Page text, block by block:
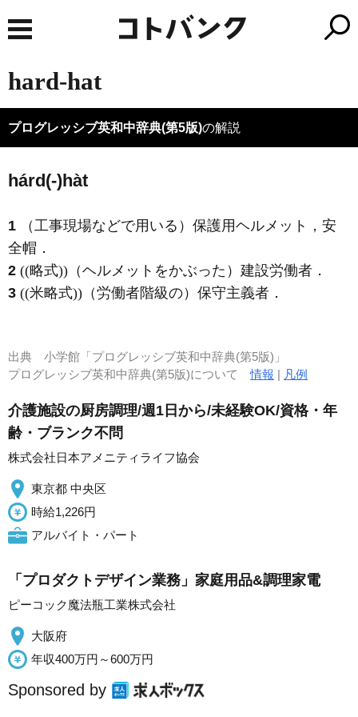
hard-hat
プログレッシブ英和中辞典(第5版)の解説
hárd(-)hàt
1 （工事現場などで用いる）保護用ヘルメット，安
全帽 ．
2 ((略式))（ヘルメットをかぶった）建設労働者 ．
3 ((米略式))（労働者階級の）保守主義者 ．
出典 小学館「プログレッシブ英和中辞典(第5版)」
プログレッシブ英和中辞典(第5版)について情報 | 凡例
介護施設の厨房調理/週1日から/未経験OK/資格・年
齢・ブランク不問
株式会社日本アメニティライフ協会
東京都 中央区
時給1,226円
アルバイト・パート
「プロダクトデザイン業務」家庭用品&調理家電
ピーコック魔法瓶工業株式会社
大阪府
年収400万円～600万円
Sponsored by